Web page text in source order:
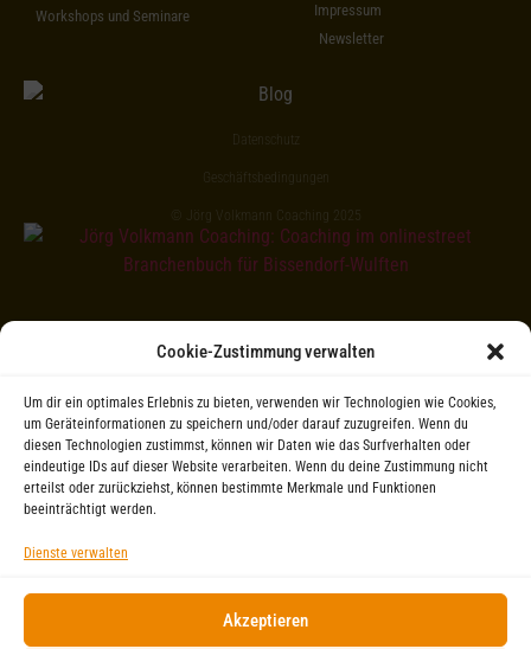
Cookie-Zustimmung verwalten
Um dir ein optimales Erlebnis zu bieten, verwenden wir Technologien wie Cookies,
um Geräteinformationen zu speichern und/oder darauf zuzugreifen. Wenn du
diesen Technologien zustimmst, können wir Daten wie das Surfverhalten oder
eindeutige IDs auf dieser Website verarbeiten. Wenn du deine Zustimmung nicht
erteilst oder zurückziehst, können bestimmte Merkmale und Funktionen
beeinträchtigt werden.
Dienste verwalten
Akzeptieren
Workshops und Seminare
Impressum
Newsletter
Datenschutz
Geschäftsbedingungen
© Jörg Volkmann Coaching 2025